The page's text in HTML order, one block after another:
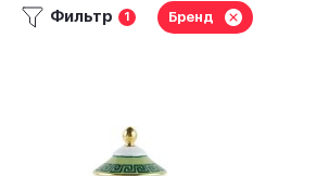
Фильтр 1 Бренд